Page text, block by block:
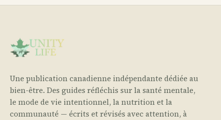
Une publication canadienne indépendante dédiée au
bien-être. Des guides réfléchis sur la santé mentale,
le mode de vie intentionnel, la nutrition et la
communauté — écrits et révisés avec attention, à